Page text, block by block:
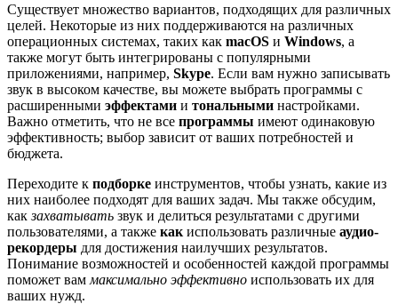
Существует множество вариантов, подходящих для различных
целей. Некоторые из них поддерживаются на различных
операционных системах, таких как macOS и Windows, а
также могут быть интегрированы с популярными
приложениями, например, Skype. Если вам нужно записывать
звук в высоком качестве, вы можете выбрать программы с
расширенными эффектами и тональными настройками.
Важно отметить, что не все программы имеют одинаковую
эффективность; выбор зависит от ваших потребностей и
бюджета.
Переходите к подборке инструментов, чтобы узнать, какие из
них наиболее подходят для ваших задач. Мы также обсудим,
какзахватывать звук и делиться результатами с другими
пользователями, а также как использовать различные аудио-
рекордеры для достижения наилучших результатов.
Понимание возможностей и особенностей каждой программы
поможет вам максимально эффективно использовать их для
ваших нужд.